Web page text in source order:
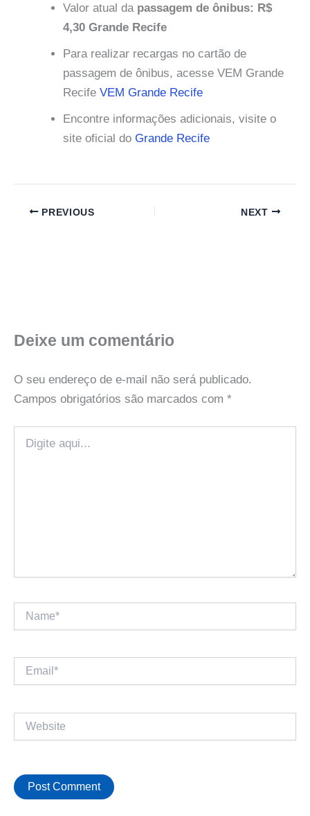
Valor atual da passagem de ônibus: R$
4,30 Grande Recife
Para realizar recargas no cartão de
passagem de ônibus, acesse VEM Grande
Recife VEM Grande Recife
Encontre informações adicionais, visite o
site oficial do Grande Recife
PREVIOUS NEXT
Deixe um comentário
O seu endereço de e-mail não será publicado.
Campos obrigatórios são marcados com *
aqui...
Email*